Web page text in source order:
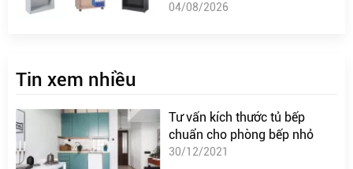
04/08/2026
Tin xem nhiều
Tư vấn kích thước tủ bếp
chuẩn cho phòng bếp nhỏ
30/12/2021